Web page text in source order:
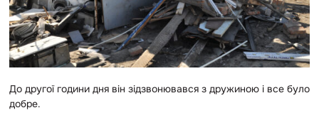
До другої години дня він зідзвонювався з дружиною і все було
добре.